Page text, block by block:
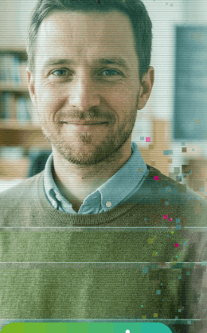
Ekonomické fakulty
Žurnalistika
Politologie a mezinár.
Policejní akademie
deník
Borovský: Tyrolské
v elektronové struktuře
a
Borovský: Tyrolské